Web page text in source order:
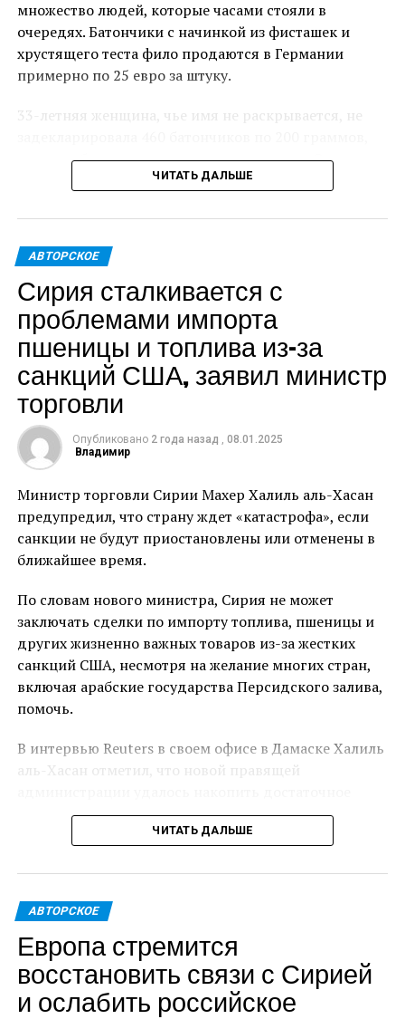
множество людей, которые часами стояли в
очередях. Батончики с начинкой из фисташек и
хрустящего теста фило продаются в Германии
примерно по 25 евро за штуку.
33-летняя женщина, чье имя не раскрывается, не
которые были упакованы в три чемодана. Она
заявила, что заплатила 4,60 евро за каждый из них,
Конфискованные батончики, марка которых не
указана, должны быть либо реэкспортированы, либо
уничтожены.
По словам чиновников, учитывая объем импорта,
стоимость шоколада составляет около 2100 евро,
что предполагает его предназначение для
коммерческой продажи.
«Помимо возможного уклонения от уплаты налогов
на сумму более 330 евро, таможня в первую очередь
обеспокоена защитой здоровья граждан в
Германии», — добавили в заявлении ведомства.
Сотрудники таможни не смогли найти на упаковке
батончиков никакой информации об ингредиентах
покупателей.
Женщина, не подвергшаяся аресту, будет
подвергнута расследованию на предмет возможных
обвинений в уклонении от уплаты налогов, сообщил
представитель таможни.
ЧИТАТЬ ДАЛЬШЕ
АВТОРСКОЕ
Сирия сталкивается с
проблемами импорта
пшеницы и топлива из-за
санкций США, заявил министр
торговли
Опубликовано 2 года назад , 08.01.2025
Владимир
Министр торговли Сирии Махер Халиль аль-Хасан
предупредил, что страну ждет «катастрофа», если
санкции не будут приостановлены или отменены в
ближайшее время.
По словам нового министра, Сирия не может
заключать сделки по импорту топлива, пшеницы и
других жизненно важных товаров из-за жестких
санкций США, несмотря на желание многих стран,
включая арабские государства Персидского залива,
помочь.
В интервью Reuters в своем офисе в Дамаске Халиль
аль-Хасан отметил, что новой правящей
количество пшеницы и топлива на несколько
месяцев, но в случае сохранения санкций ситуация
Хасан является членом нового временного
правительства, сформированного исламистской
группировкой «Хайят Тахрир аш-Шам», после
свержения президента Башара Асада 8 декабря, что
стало результатом быстрого наступления
повстанцев после 13 лет гражданской войны.
ЧИТАТЬ ДАЛЬШЕ
АВТОРСКОЕ
Европа стремится
восстановить связи с Сирией
и ослабить российское